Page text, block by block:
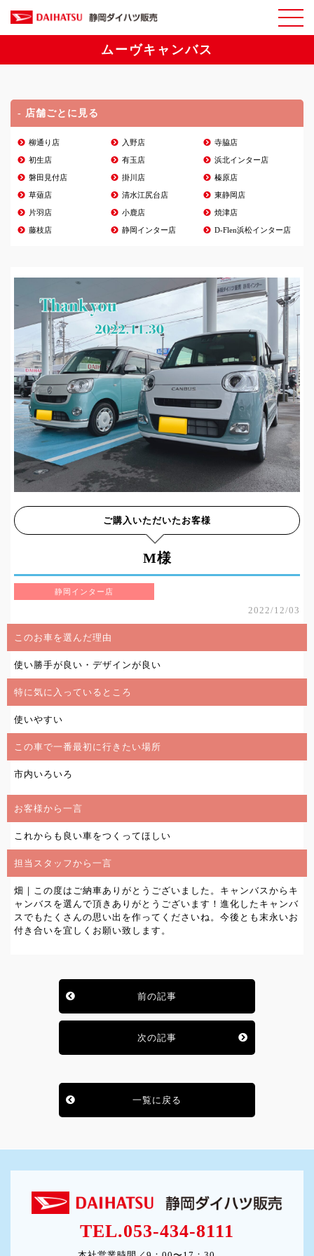
ムーヴキャンバス
- 店舗ごとに見る
柳通り店 入野店 寺脇店
初生店 有玉店 浜北インター店
磐田見付店 掛川店 榛原店
草薙店 清水江尻台店 東静岡店
片羽店 小鹿店 焼津店
藤枝店 静岡インター店 D-Flen浜松インター店
ご購入いただいたお客様
M様
静岡インター店
2022/12/03
このお車を選んだ理由
使い勝手が良い・デザインが良い
特に気に入っているところ
使いやすい
この車で一番最初に行きたい場所
市内いろいろ
お客様から一言
これからも良い車をつくってほしい
担当スタッフから一言
畑｜この度はご納車ありがとうございました。キャンバスからキ
ャンバスを選んで頂きありがとうございます！進化したキャンバ
スでもたくさんの思い出を作ってくださいね。今後とも末永いお
付き合いを宜しくお願い致します。
前の記事
次の記事
一覧に戻る
TEL.053-434-8111